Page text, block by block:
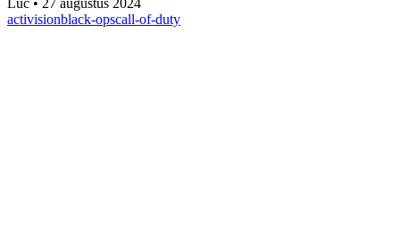
Luc • 27 augustus 2024
activisionblack-opscall-of-duty